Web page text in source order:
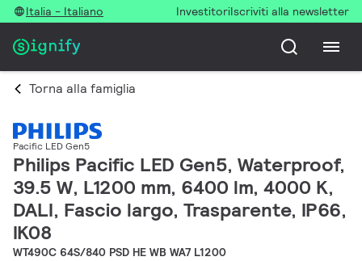
Italia - Italiano InvestitoriIscriviti alla newsletter
Torna alla famiglia
Pacific LED Gen5
Philips Pacific LED Gen5, Waterproof,
39.5 W, L1200 mm, 6400 lm, 4000 K,
DALI, Fascio largo, Trasparente, IP66,
IK08
WT490C 64S/840 PSD HE WB WA7 L1200